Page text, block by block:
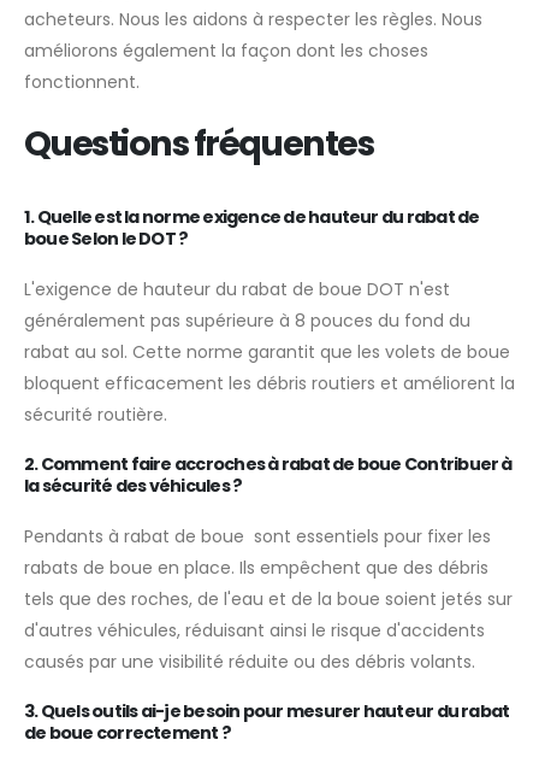
acheteurs. Nous les aidons à respecter les règles. Nous
améliorons également la façon dont les choses
fonctionnent.
Questions fréquentes
1. Quelle est la normeexigence de hauteur du rabat de
boueSelon le DOT ?
L'exigence de hauteur du rabat de boue DOT n'est
généralement pas supérieure à 8 pouces du fond du
rabat au sol. Cette norme garantit que les volets de boue
bloquent efficacement les débris routiers et améliorent la
sécurité routière.
2. Comment faire accroches à rabat de boue Contribuer à
la sécurité des véhicules ?
Pendants à rabat de boue sont essentiels pour fixer les
rabats de boue en place. Ils empêchent que des débris
tels que des roches, de l'eau et de la boue soient jetés sur
d'autres véhicules, réduisant ainsi le risque d'accidents
causés par une visibilité réduite ou des débris volants.
3. Quels outils ai-je besoin pour mesurer hauteur du rabat
de boue correctement ?